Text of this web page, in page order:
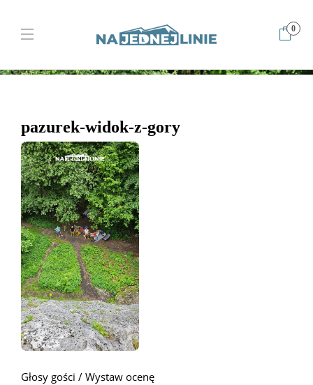
0
Pazurek to Bellissima! Jura w najlepszym wydaniu
pazurek-widok-z-gory
pazurek-widok-z-gory
Głosy gości / Wystaw ocenę